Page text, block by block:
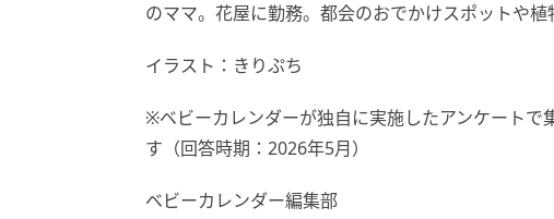
のママ。花屋に勤務。都会のおでかけスポットや植
イラスト：きりぷち
※ベビーカレンダーが独自に実施したアンケートで
す（回答時期：2026年5月）
ベビーカレンダー編集部